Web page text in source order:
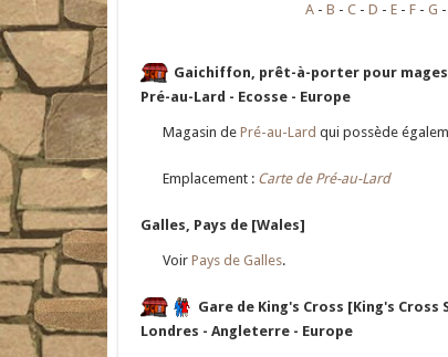
A B C D E F G
Gaichiffon, prêt-à-porter pour
Pré-au-Lard - Ecosse - Europe
Magasin de Pré-au-Lard qui possède
Emplacement : Carte de Pré-au-Lard
Galles, Pays de [Wales]
Voir Pays de Galles.
Gare de King's Cross [King's
Londres - Angleterre - Europe